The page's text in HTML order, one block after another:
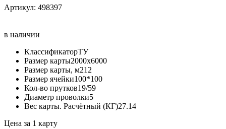
Артикул: 498397
в наличии
КлассификаторТУ
Размер карты2000х6000
Размер карты, м212
Размер ячейки100*100
Кол-во прутков19/59
Диаметр проволки5
Вес карты. Расчётный (КГ)27.14
Цена за 1 карту